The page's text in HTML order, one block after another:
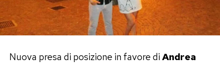
Nuova presa di posizione in favore diAndrea